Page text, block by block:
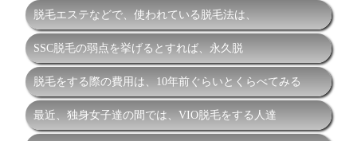
脱毛エステなどで、使われている脱毛法は、
SSC脱毛の弱点を挙げるとすれば、永久脱
脱毛をする際の費用は、10年前ぐらいとくらべてみる
最近、独身女子達の間では、VIO脱毛をする人達